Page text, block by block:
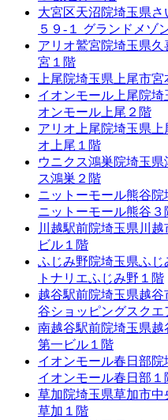
大宮区天沼院埼玉県さ
５９-１ グランドメゾ
アリオ鷲宮院埼玉県久
宮１階
上尾院埼玉県上尾市宮
イオンモール上尾院埼
オンモール上尾２階
アリオ上尾院埼玉県上
オ上尾１階
ウニクス鴻巣院埼玉県
ス鴻巣２階
ニットーモール熊谷院
ニットーモール熊谷３
川越駅前院埼玉県川越
ビル１階
ふじみ野院埼玉県ふじ
トナリエふじみ野１階
越谷駅前院埼玉県越谷
谷ショッピングスクエ
南越谷駅前院埼玉県越
第一ビル１階
イオンモール春日部院
イオンモール春日部１
草加院埼玉県草加市中
草加１階